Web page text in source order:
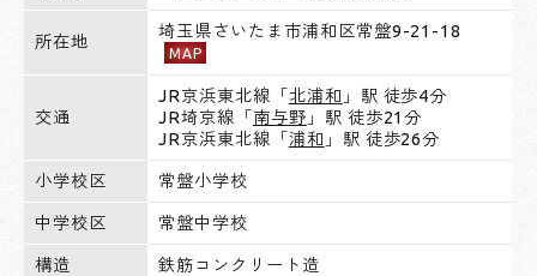
所在地
埼玉県さいたま市浦和区常盤9-21-18
MAP
交通
JR京浜東北線「北浦和 」駅 徒歩4分
JR埼京線「南与野 」駅 徒歩21分
JR京浜東北線「浦和 」駅 徒歩26分
小学校区 常盤小学校
中学校区 常盤中学校
構造 鉄筋コンクリート造